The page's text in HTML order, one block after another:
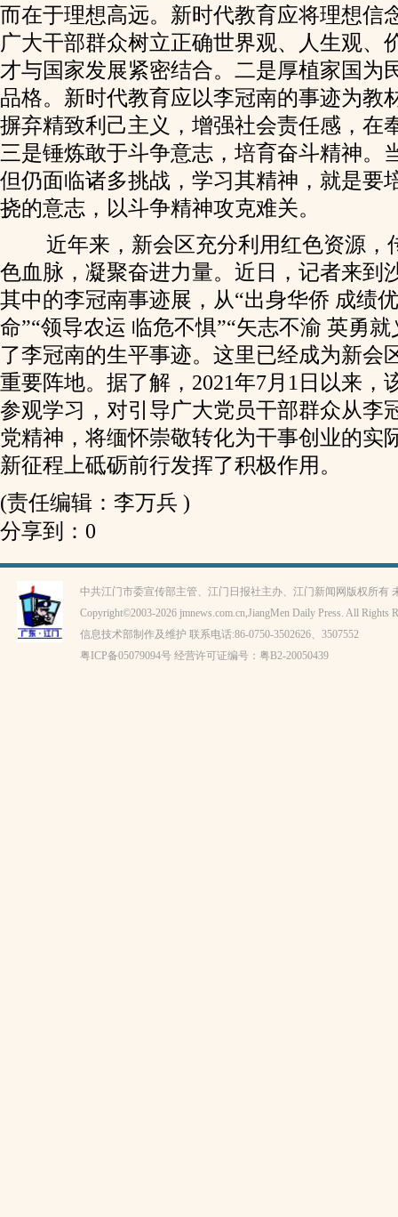
而在于理想高远。新时代教育应将理想信
广大干部群众树立正确世界观、人生观、
才与国家发展紧密结合。二是厚植家国为
品格。新时代教育应以李冠南的事迹为教
摒弃精致利己主义，增强社会责任感，在
三是锤炼敢于斗争意志，培育奋斗精神。
但仍面临诸多挑战，学习其精神，就是要
挠的意志，以斗争精神攻克难关。
近年来，新会区充分利用红色资源，
色血脉，凝聚奋进力量。近日，记者来到
其中的李冠南事迹展，从“出身华侨 成绩
命”“领导农运 临危不惧”“矢志不渝 英勇
了李冠南的生平事迹。这里已经成为新会
重要阵地。据了解，2021年7月1日以来，
参观学习，对引导广大党员干部群众从李
党精神，将缅怀崇敬转化为干事创业的实
新征程上砥砺前行发挥了积极作用。
(责任编辑：李万兵 )
分享到： 0
中共江门市委宣传部主管、江门日报社主办、江门新闻网版权所有
Copyright©2003-2026 jmnews.com.cn,JiangMen Daily Press. All Rights
信息技术部制作及维护 联系电话:86-0750-3502626、3507552
粤ICP备05079094号 经营许可证编号： 粤B2-20050439